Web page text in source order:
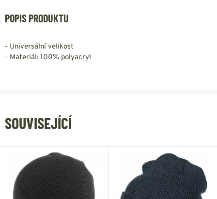
POPIS PRODUKTU
- Universální velikost
- Materiál: 100% polyacryl
SOUVISEJÍCÍ